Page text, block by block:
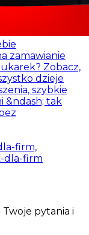
zamawianie
Zobacz,
dzieje
szybkie
&ndash; tak
firm,
dla-firm
pytania i